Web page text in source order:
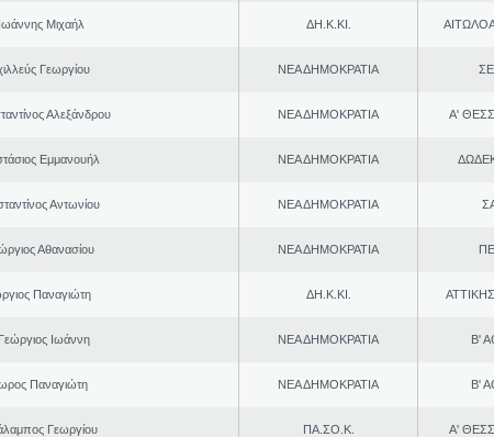
Μιχαήλ ΔΗ.Κ.ΚΙ.
Γεωργίου ΝΕΑ ΔΗΜΟΚΡΑΤΙΑ
Αλεξάνδρου ΝΕΑ ΔΗΜΟΚΡΑΤΙΑ Α'
Εμμανουήλ ΝΕΑ ΔΗΜΟΚΡΑΤΙΑ
Αντωνίου ΝΕΑ ΔΗΜΟΚΡΑΤΙΑ
Αθανασίου ΝΕΑ ΔΗΜΟΚΡΑΤΙΑ
Παναγιώτη ΔΗ.Κ.ΚΙ.
Ιωάννη ΝΕΑ ΔΗΜΟΚΡΑΤΙΑ Β'
Παναγιώτη ΝΕΑ ΔΗΜΟΚΡΑΤΙΑ Β'
Γεωργίου ΠΑ.ΣΟ.Κ. Α'